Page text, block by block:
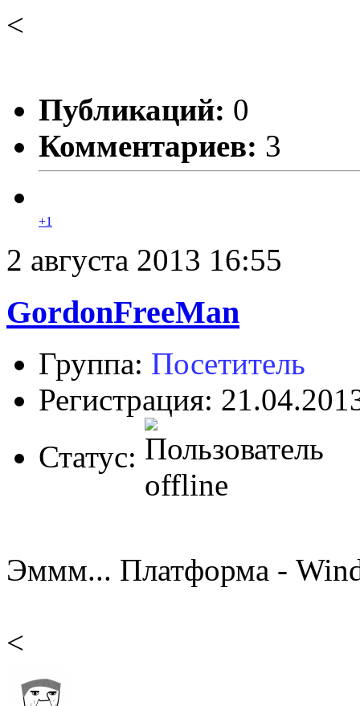
<
Публикаций: 0
Комментариев: 3
+1
2 августа 2013 16:55
GordonFreeMan
Группа: Посетитель
Регистрация:
Статус:
Эммм... Платформа -
<